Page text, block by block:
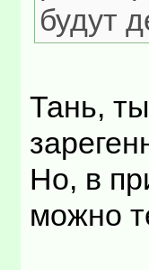
будут
Тань,
Но, в
можно